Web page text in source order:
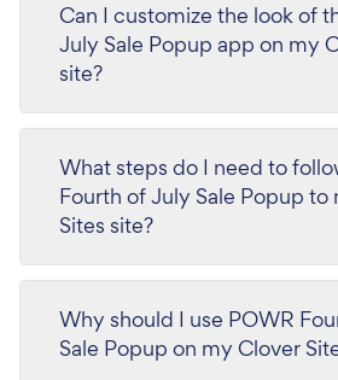
Can I customize the look of
July Sale Popup app on my
site?
What steps do I need to
Fourth of July Sale Popup to
Sites site?
Why should I use POWR
Sale Popup on my Clover